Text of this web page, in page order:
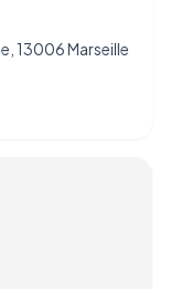
13006 Marseille